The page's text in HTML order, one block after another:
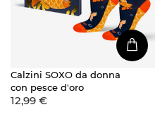
Calzini SOXO da donna
con pesce d'oro
12,99 €